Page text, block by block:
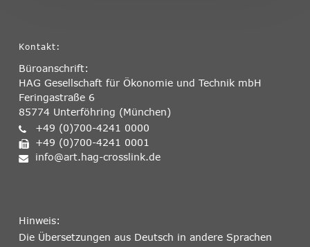
Kontakt:
Büroanschrift:
HAG Gesellschaft für Ökonomie und Technik mbH
Feringastraße 6
85774 Unterföhring (München)
+49 (0)700-4241 0000
+49 (0)700-4241 0001
info@art.hag-crosslink.de
Hinweis:
Die Übersetzungen aus Deutsch in andere Sprachen